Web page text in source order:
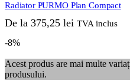
Radiator PURMO Plan Compact
De la 375,25 lei TVA inclus
-8%
Acest produs are mai multe
produsului.